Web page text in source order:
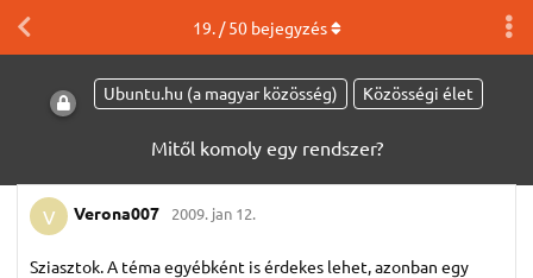
Ubuntu.hu (a magyar közösség) Közösségi élet
Mitől komoly egy rendszer?
19. /50bejegyzés
V Verona007 2009. jan 12.
Sziasztok. A téma egyébként is érdekes lehet, azonban egy